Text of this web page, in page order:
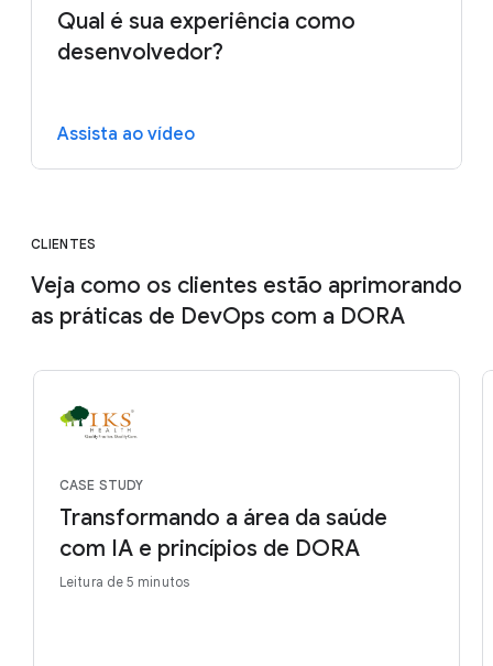
Qual é sua experiência como
desenvolvedor?
Assista ao vídeo
CLIENTES
Veja como os clientes estão aprimorando
as práticas de DevOps com a DORA
CASE STUDY
Transformando a área da saúde
com IA e princípios de DORA
Leitura de 5 minutos